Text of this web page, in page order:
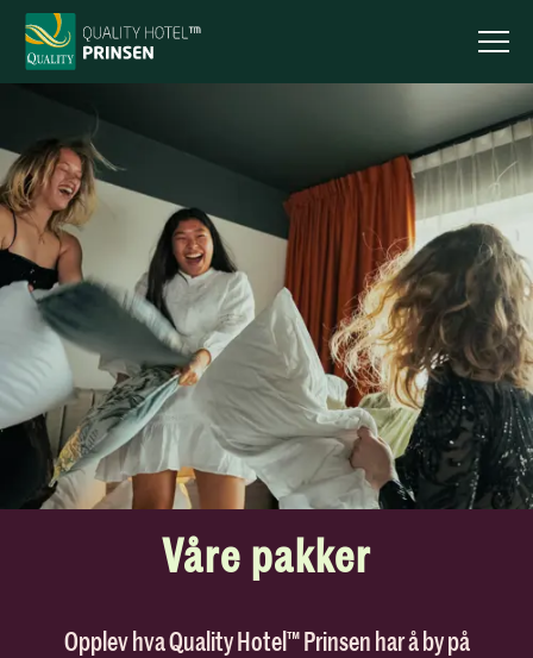
Våre pakker
Opplev hva Quality Hotel™ Prinsen har å by på